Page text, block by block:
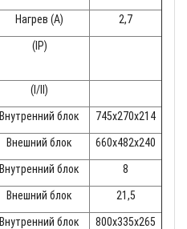
Нагрев (A) 2,7
(IP)
(I/II)
Внутренний блок 745x270x214
Внешний блок 660x482x240
Внутренний блок 8
Внешний блок 21,5
Внутренний блок 800x335x265